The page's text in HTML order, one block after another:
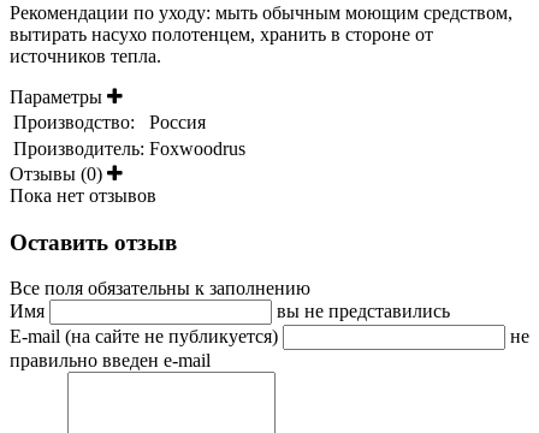
Рекомендации по уходу: мыть обычным моющим средством,
вытирать насухо полотенцем, хранить в стороне от
источников тепла.
Параметры
Производство:
Россия
Производитель: Foxwoodrus
Отзывы (0)
Пока нет отзывов
Оставить отзыв
Все поля обязательны к заполнению
Имя
вы не представились
E-mail (на сайте не публикуется)
не
правильно введен e-mail